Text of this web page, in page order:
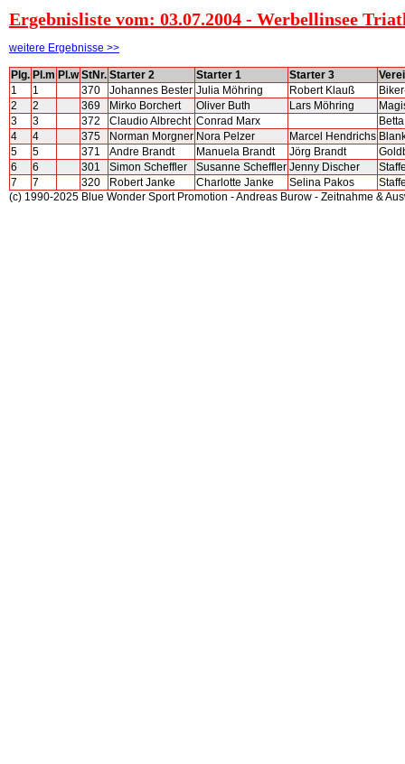
Ergebnisliste vom: 03.07.2004 - Werbellinsee
weitere Ergebnisse >>
Plg. Pl.m Pl.w StNr. Starter 2 Starter 1 Starter 3
1
1 370 Johannes Bester Julia Möhring Robert Klauß
2
2 369 Mirko Borchert Oliver Buth Lars Möhring
3
3 372 Claudio Albrecht Conrad Marx
Betta
4
4 375 Norman Morgner Nora Pelzer Marcel Hendrichs
5
5 371 Andre Brandt Manuela Brandt Jörg Brandt
6
6 301 Simon Scheffler Susanne Scheffler Jenny Discher
7
7 320 Robert Janke Charlotte Janke Selina Pakos
(c) 1990-2025 Blue Wonder Sport Promotion - Andreas Burow - Zeitnahme &